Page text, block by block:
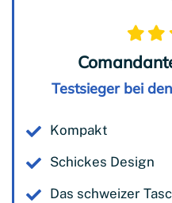
Testsieger bei
Kompakt
Schickes Design
Das schweizer